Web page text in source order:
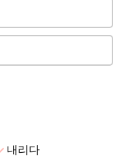
내리다